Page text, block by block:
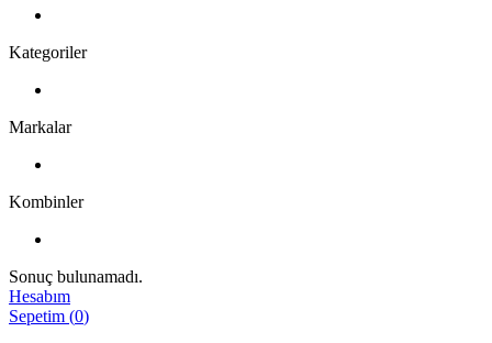
Kategoriler
Markalar
Kombinler
Sonuç bulunamadı.
Hesabım
Sepetim (0)